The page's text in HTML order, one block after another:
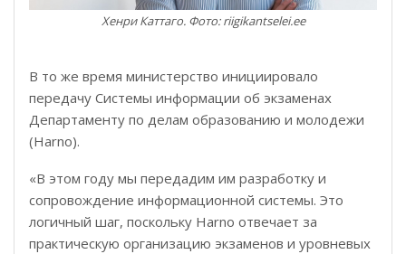
Хенри Каттаго. Фото: riigikantselei.ee
В то же время министерство инициировало
передачу Системы информации об экзаменах
Департаменту по делам образованию и молодежи
(Harno).
«В этом году мы передадим им разработку и
сопровождение информационной системы. Это
логичный шаг, поскольку Harno отвечает за
практическую организацию экзаменов и уровневых